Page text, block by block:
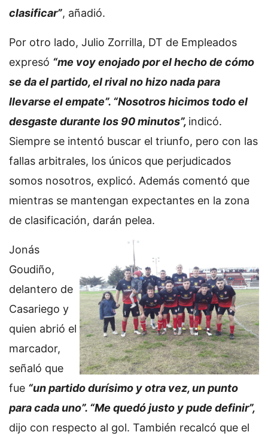
clasificar”, añadió.
Por otro lado, Julio Zorrilla, DT de Empleados
expresó “me voy enojado por el hecho de cómo
se da el partido, el rival no hizo nada para
llevarse el empate”. “Nosotros hicimos todo el
desgaste durante los 90 minutos”, indicó.
Siempre se intentó buscar el triunfo, pero con las
fallas arbitrales, los únicos que perjudicados
somos nosotros, explicó. Además comentó que
mientras se mantengan expectantes en la zona
de clasificación, darán pelea.
Jonás
Goudiño,
delantero de
Casariego y
quien abrió el
marcador,
señaló que
fue “un partido durísimo y otra vez, un punto
para cada uno”. “Me quedó justo y pude definir”,
dijo con respecto al gol. También recalcó que el